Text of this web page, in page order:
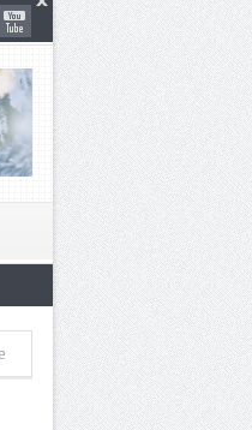
de la Vie » Malade…